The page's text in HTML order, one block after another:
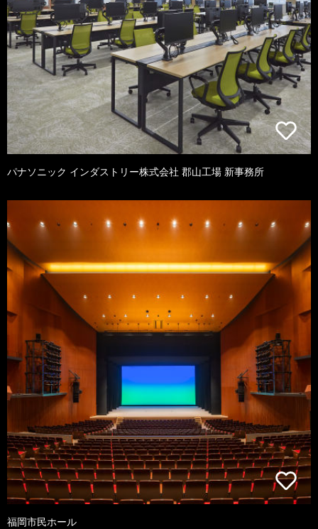
パナソニック インダストリー株式会社 郡山工場 新事務所
福岡市民ホール